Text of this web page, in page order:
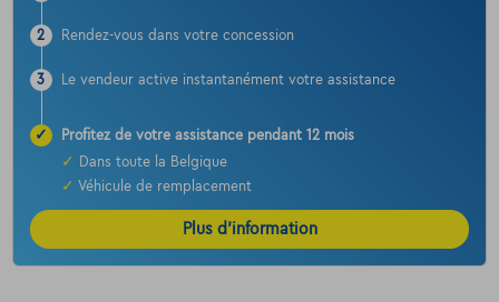
2 Rendez-vous dans votre concession
3 Le vendeur active instantanément votre assistance
✓
Profitez de votre assistance pendant 12 mois
✓
Dans toute la Belgique
✓ Véhicule de remplacement
Plus d’information